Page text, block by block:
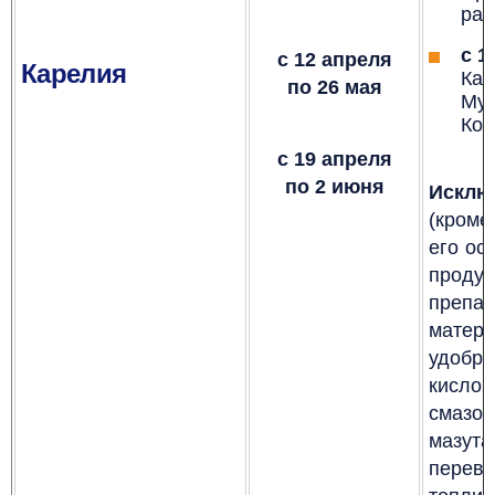
Карелия
с 12 апреля
по 26 мая
с 19 апреля
по 2 июня
с
его